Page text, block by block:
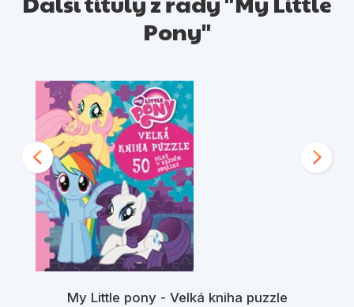
Pony"
My Little pony - Velká kniha puzzle